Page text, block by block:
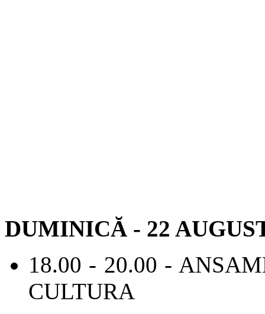
DUMINICĂ - 22
18.00 - 20.00 -
CULTURA